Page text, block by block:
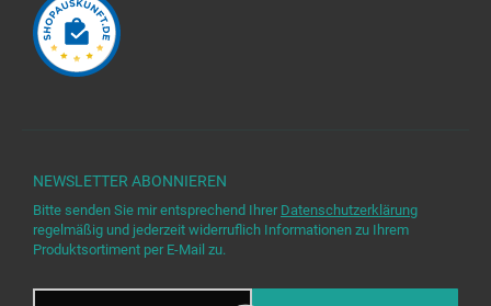
NEWSLETTER ABONNIEREN
Bitte senden Sie mir entsprechend Ihrer Datenschutzerklärung
regelmäßig und jederzeit widerruflich Informationen zu Ihrem
Produktsortiment per E-Mail zu.
E-